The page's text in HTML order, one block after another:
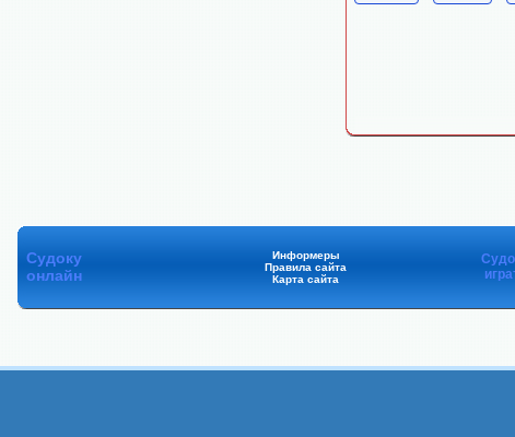
Судоку
онлайн
Информеры
Правила сайта
Карта сайта